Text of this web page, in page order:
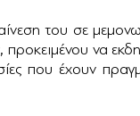
του σε
να
που έχουν